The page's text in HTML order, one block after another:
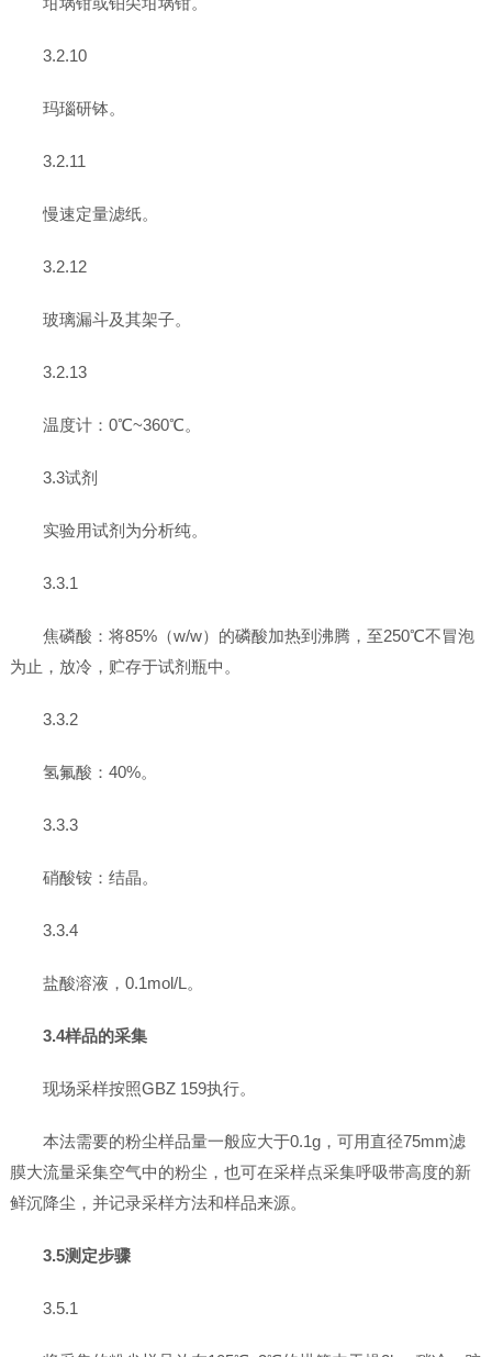
3.2.10
玛瑙研钵。
3.2.11
慢速定量滤纸。
3.2.12
玻璃漏斗及其架子。
3.2.13
温度计：0℃~360℃。
3.3试剂
实验用试剂为分析纯。
3.3.1
焦磷酸：将85%（w/w）的磷酸加热到沸腾，至250℃不冒泡
为止，放冷，贮存于试剂瓶中。
3.3.2
氢氟酸：40%。
3.3.3
硝酸铵：结晶。
3.3.4
盐酸溶液，0.1mol/L。
3.4样品的采集
现场采样按照GBZ 159执行。
本法需要的粉尘样品量一般应大于0.1g，可用直径75mm滤
膜大流量采集空气中的粉尘，也可在采样点采集呼吸带高度的新
鲜沉降尘，并记录采样方法和样品来源。
3.5测定步骤
3.5.1